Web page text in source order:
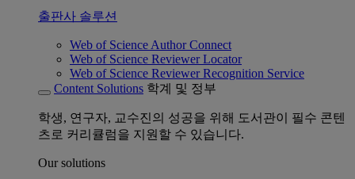
출판사 솔루션
Web of Science Author Connect
Web of Science Reviewer Locator
Web of Science Reviewer Recognition Service
Content Solutions 학계 및 정부
학생, 연구자, 교수진의 성공을 위해 도서관이 필수 콘텐
츠로 커리큘럼을 지원할 수 있습니다.
Our solutions